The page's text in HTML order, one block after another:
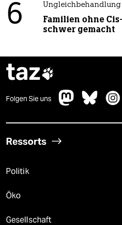
6
Familien ohne
schwer gemacht
taz
Folgen Sie uns
Ressorts
Politik
Öko
Gesellschaft